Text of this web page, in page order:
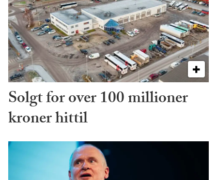
Solgt for over 100 millioner
kroner hittil